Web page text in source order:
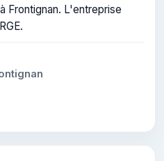
Frontignan. L'entreprise